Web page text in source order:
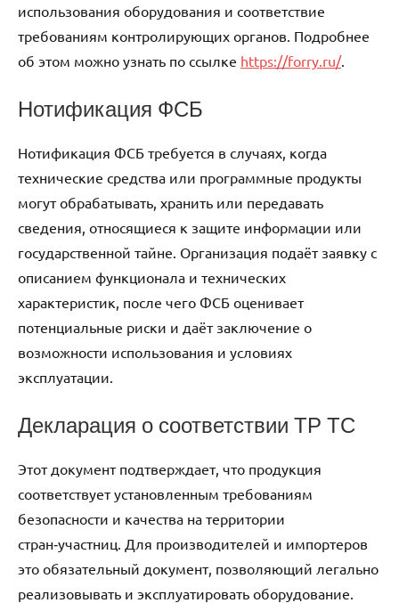
использования оборудования и соответствие
требованиям контролирующих органов. Подробнее
об этом можно узнать по ссылке https://forry.ru/.
Нотификация ФСБ
Нотификация ФСБ требуется в случаях, когда
технические средства или программные продукты
могут обрабатывать, хранить или передавать
сведения, относящиеся к защите информации или
государственной тайне. Организация подаёт заявку с
описанием функционала и технических
характеристик, после чего ФСБ оценивает
потенциальные риски и даёт заключение о
возможности использования и условиях
эксплуатации.
Декларация о соответствии ТР ТС
Этот документ подтверждает, что продукция
соответствует установленным требованиям
безопасности и качества на территории
стран‑участниц. Для производителей и импортеров
это обязательный документ, позволяющий легально
реализовывать и эксплуатировать оборудование.